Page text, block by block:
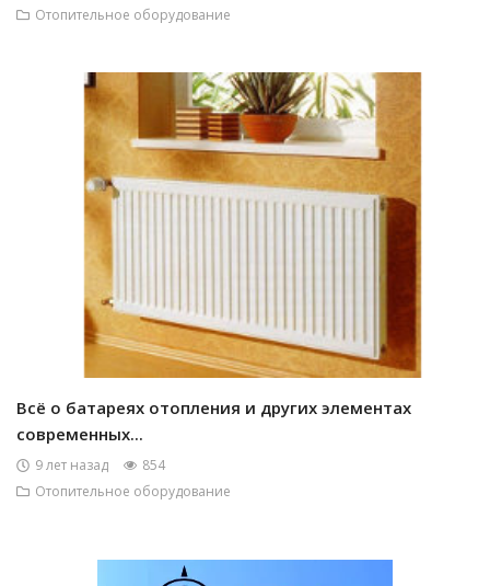
Отопительное оборудование
Всё о батареях отопления и других элементах
современных...
9 лет назад
854
Отопительное оборудование